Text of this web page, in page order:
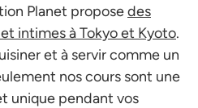
Planet proposedes
intimes à Tokyo et Kyoto.
et à servir comme un
nos cours sont une
unique pendant vos